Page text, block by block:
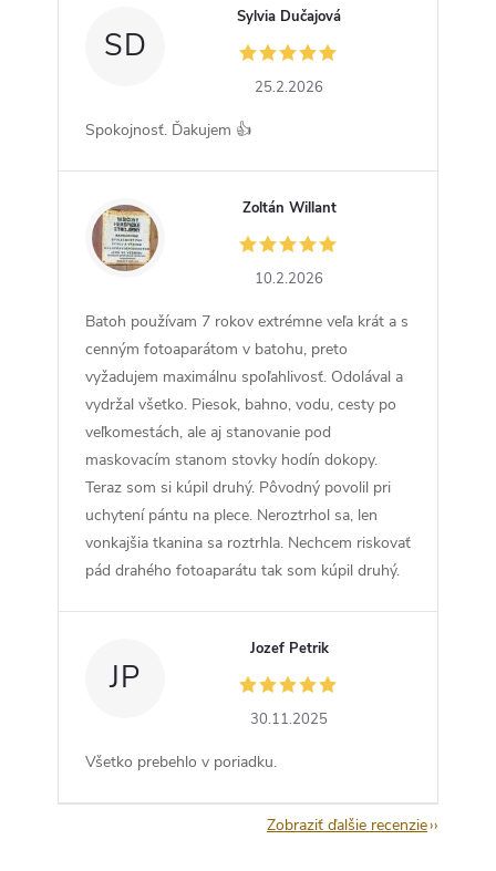
SD
Sylvia Dučajová
25.2.2026
Spokojnosť. Ďakujem 👍
ZW
Zoltán Willant
10.2.2026
Batoh používam 7 rokov extrémne veľa krát a s
cenným fotoaparátom v batohu, preto
vyžadujem maximálnu spoľahlivosť. Odolával a
vydržal všetko. Piesok, bahno, vodu, cesty po
veľkomestách, ale aj stanovanie pod
maskovacím stanom stovky hodín dokopy.
Teraz som si kúpil druhý. Pôvodný povolil pri
uchytení pántu na plece. Neroztrhol sa, len
vonkajšia tkanina sa roztrhla. Nechcem riskovať
pád drahého fotoaparátu tak som kúpil druhý.
JP
Jozef Petrik
30.11.2025
Všetko prebehlo v poriadku.
Zobraziť ďalšie recenzie